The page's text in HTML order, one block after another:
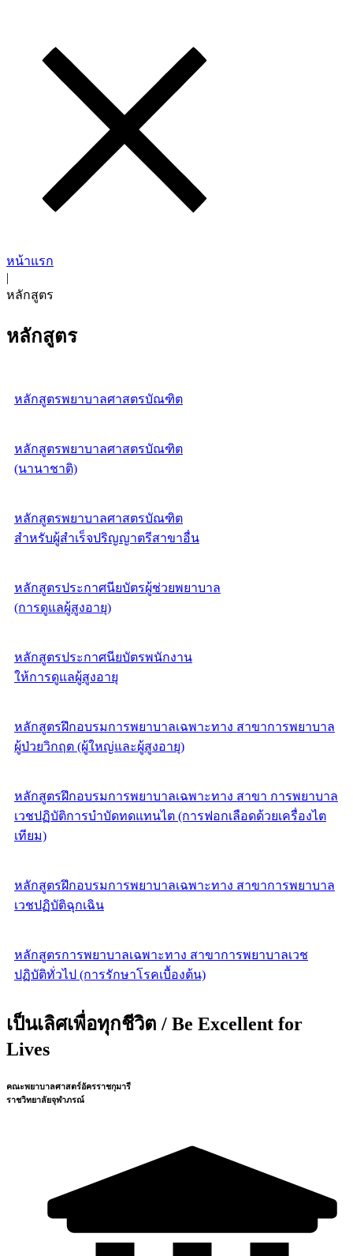
หน้าแรก
|
หลักสูตร
หลักสูตร
หลักสูตรพยาบาลศาสตรบัณฑิต
หลักสูตรพยาบาลศาสตรบัณฑิต
(นานาชาติ)
หลักสูตรพยาบาลศาสตรบัณฑิต
สำหรับผู้สำเร็จปริญญาตรีสาขาอื่น
หลักสูตรประกาศนียบัตรผู้ช่วยพยาบาล
(การดูแลผู้สูงอายุ)
หลักสูตรประกาศนียบัตรพนักงาน
ให้การดูแลผู้สูงอายุ
หลักสูตรฝึกอบรมการพยาบาลเฉพาะทาง สาขาการพยาบาล
ผู้ป่วยวิกฤต (ผู้ใหญ่และผู้สูงอายุ)
หลักสูตรฝึกอบรมการพยาบาลเฉพาะทาง สาขา การพยาบาล
เวชปฏิบัติการบำบัดทดแทนไต (การฟอกเลือดด้วยเครื่องไต
เทียม)
หลักสูตรฝึกอบรมการพยาบาลเฉพาะทาง สาขาการพยาบาล
เวชปฏิบัติฉุกเฉิน
หลักสูตรการพยาบาลเฉพาะทาง สาขาการพยาบาลเวช
ปฏิบัติทั่วไป (การรักษาโรคเบื้องต้น)
เป็นเลิศเพื่อทุกชีวิต / Be Excellent for
Lives
คณะพยาบาลศาสตร์อัครราชกุมารี
ราชวิทยาลัยจุฬาภรณ์